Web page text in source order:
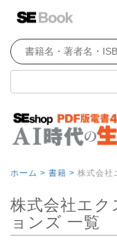
ホーム > 書籍 > 株式会社
株式会社エ
ョンズ 一覧